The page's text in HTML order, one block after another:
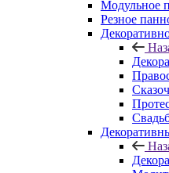
Модульное
Резное